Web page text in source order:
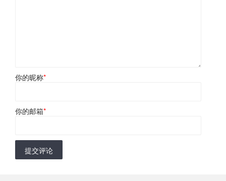
你的昵称*
你的邮箱*
提交评论